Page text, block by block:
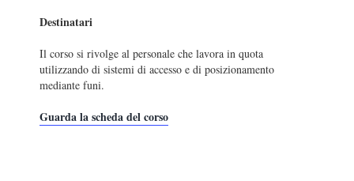
Destinatari
Il corso si rivolge al personale che lavora in quota
utilizzando di sistemi di accesso e di posizionamento
mediante funi.
Guarda la scheda del corso